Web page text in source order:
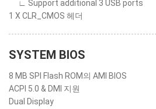
∟ Support additional 3 USB ports
1 X CLR_CMOS 헤더
SYSTEM BIOS
8 MB SPI Flash ROM의 AMI BIOS
ACPI 5.0 & DMI 지원
Dual Display